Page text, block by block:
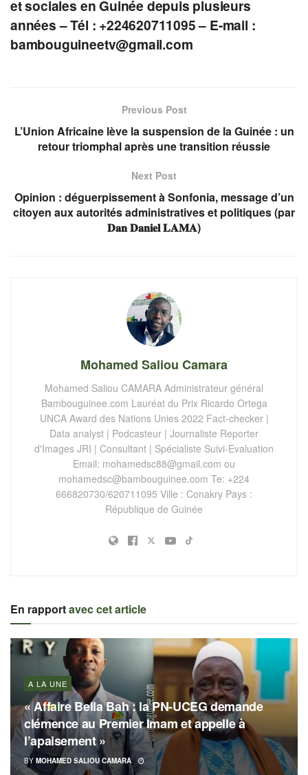
et sociales en Guinée depuis plusieurs
années – Tél : +224620711095 – E-mail :
bambouguineetv@gmail.com
Previous Post
L’Union Africaine lève la suspension de la Guinée : un
retour triomphal après une transition réussie
Next Post
Opinion : déguerpissement à Sonfonia, message d’un
citoyen aux autorités administratives et politiques (par
𝐃𝐚𝐧 𝐃𝐚𝐧𝐢𝐞𝐥 𝐋𝐀𝐌𝐀)
Mohamed Saliou Camara
Mohamed Saliou CAMARA Administrateur général
Bambouguinee.com Lauréat du Prix Ricardo Ortega
UNCA Award des Nations Unies 2022 Fact-checker |
Data analyst | Podcasteur | Journaliste Reporter
d'Images JRI | Consultant | Spécialiste Suivi-Evaluation
Email: mohamedsc88@gmail.com ou
mohamedsc@bambouguinee.com Te: +224
666820730/620711095 Ville : Conakry Pays :
République de Guinée
En rapportavec cet article
A LA UNE
« Affaire Bella Bah : la PN-UCEG demande
clémence au Premier Imam et appelle à
l’apaisement »
BY MOHAMED SALIOU CAMARA